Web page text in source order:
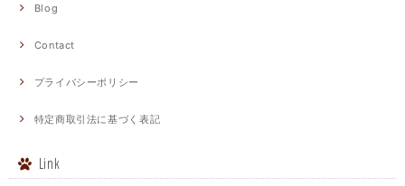
Blog
Contact
プライバシーポリシー
特定商取引法に基づく表記
Link